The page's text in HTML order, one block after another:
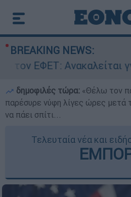
BREAKING NEWS:
γνωστή μαρμελάδα
δημοφιλές τώρα: «Θέλω τον
παρέσυρε νύφη λίγες ώρες μετά
να πάει σπίτι...
Τελευταία νέα και